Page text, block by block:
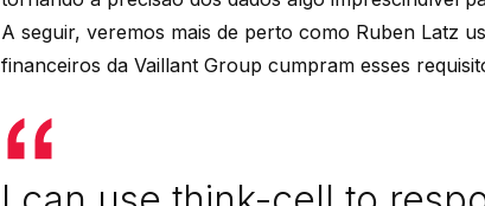
A seguir, veremos mais de perto como Ruben Latz
financeiros da Vaillant Group cumpram esses